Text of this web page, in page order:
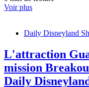
Voir plus
Daily Disneyland
L'attraction
mission
Daily